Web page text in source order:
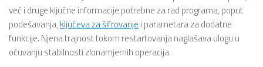
već i druge ključne informacije potrebne za rad programa, poput
podešavanja, ključeva za šifrovanje i parametara za dodatne
funkcije. Njena trajnost tokom restartovanja naglašava ulogu u
očuvanju stabilnosti zlonamjernih operacija.